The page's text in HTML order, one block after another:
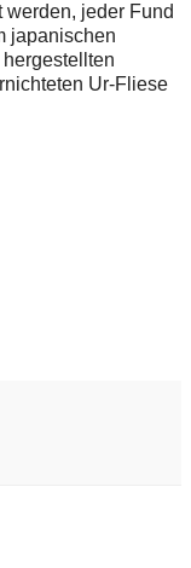
werden, jeder Fund
japanischen
Ur-Fliese